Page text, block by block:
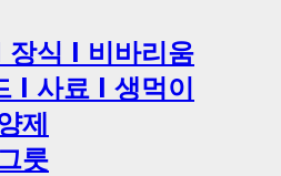
장식 l 비바리움
l 사료 l 생먹이
제
릇